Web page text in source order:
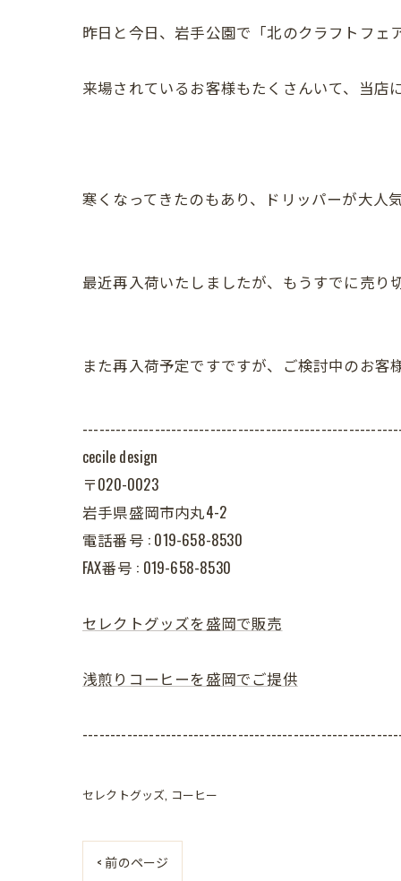
昨日と今日、岩手公園で「北のクラフトフ
来場されているお客様もたくさんいて、当
寒くなってきたのもあり、ドリッパーが大人
最近再入荷いたしましたが、もうすでに売り
また再入荷予定ですですが、ご検討中のお
cecile design
〒020-0023
岩手県盛岡市内丸4-2
電話番号 : 019-658-8530
FAX番号 : 019-658-8530
セレクトグッズを盛岡で販売
浅煎りコーヒーを盛岡でご提供
セレクトグッズ コーヒー
< 前のページ